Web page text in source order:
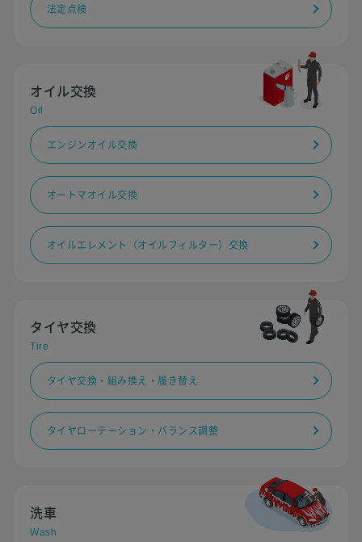
法定点検
オイル交換
Oil
エンジンオイル交換
オートマオイル交換
オイルエレメント（オイルフィルター）交換
タイヤ交換
Tire
タイヤ交換・組み換え・履き替え
タイヤローテーション・バランス調整
洗車
Wash